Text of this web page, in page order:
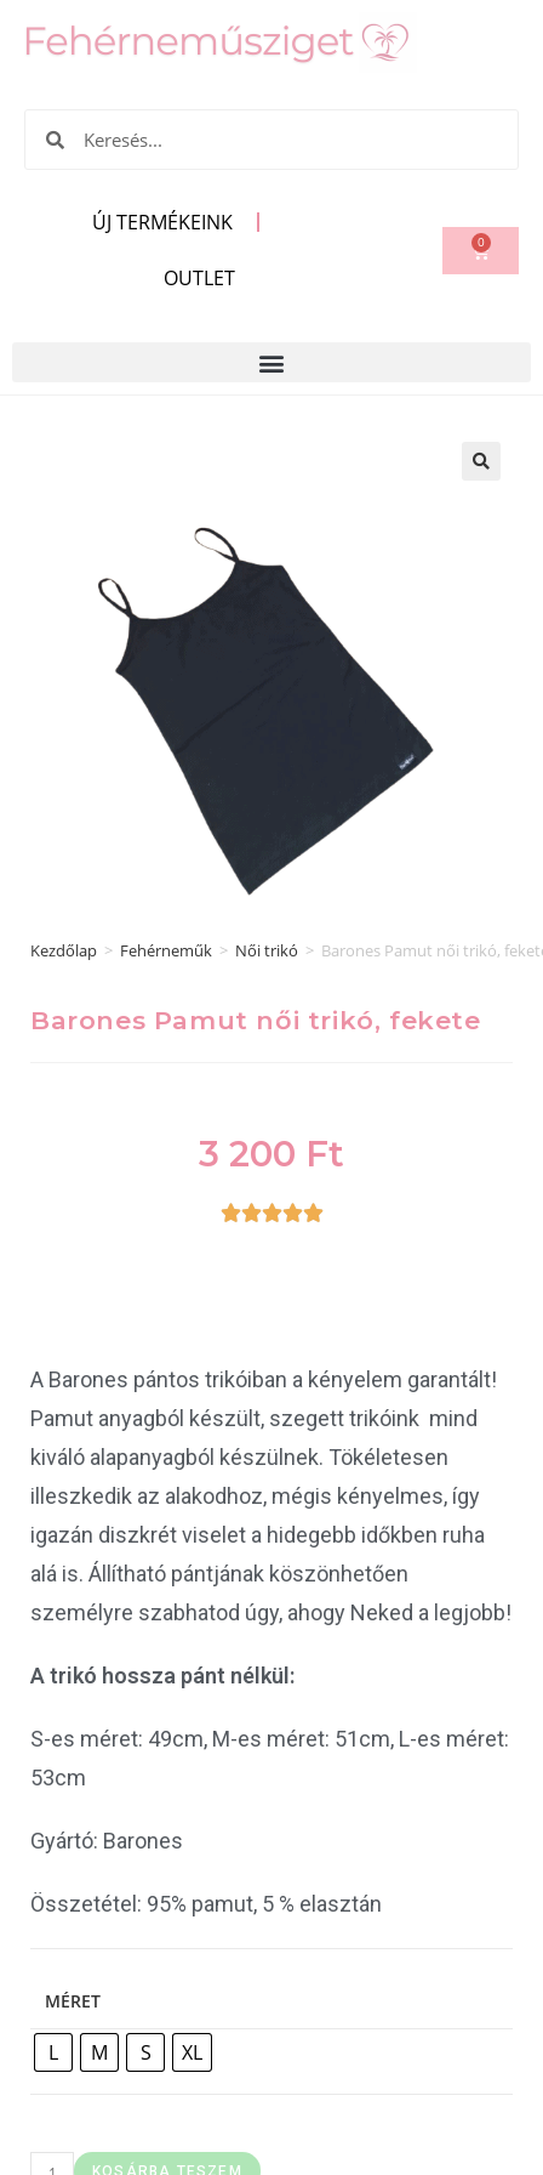
ÚJ TERMÉKEINK
OUTLET
0
Kezdőlap > Fehérneműk > Női trikó > Barones Pamut női trikó,
Barones Pamut női trikó, fekete
3 200 Ft

A Barones pántos trikóiban a kényelem garantált!
Pamut anyagból készült, szegett trikóink mind
kiváló alapanyagból készülnek. Tökéletesen
illeszkedik az alakodhoz, mégis kényelmes, így
igazán diszkrét viselet a hidegebb időkben ruha
alá is. Állítható pántjának köszönhetően
személyre szabhatod úgy, ahogy Neked a legjobb!
A trikó hossza pánt nélkül:
S-es méret: 49cm, M-es méret: 51cm, L-es méret:
53cm
Gyártó: Barones
Összetétel: 95% pamut, 5 % elasztán
MÉRET
L M S XL
KOSÁRBA TESZEM